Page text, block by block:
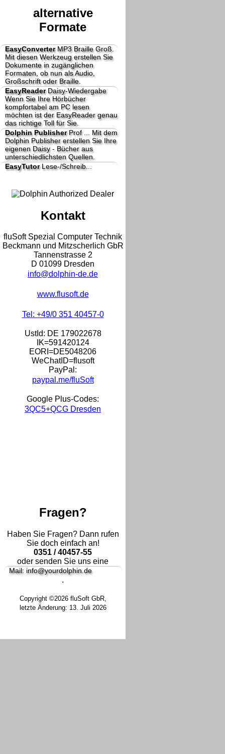
alternative
Formate
EasyConverterMP3 Braille Groß.
Mit diesen Werkzeug erstellen Sie
Dokumente in zugänglichen
Formaten, ob nun als Audio,
Großschrift oder Braille.
EasyReaderDaisy-Wiedergabe
Wenn Sie Ihre Hörbücher
kompfortabel am PC lesen
möchten ist der EasyReader genau
das richtige Toll für Sie.
Dolphin PublisherProf ...
Mit dem
Dolphin Publisher erstellen Sie Ihre
eigenen Daisy - Bücher aus
unterschiedlichsten Quellen.
EasyTutorLese-/Schreib...
Kontakt
fluSoft Spezial Computer Technik
Beckmann und Mitzscherlich GbR
Tannenstrasse 2
D 01099 Dresden
info@dolphin-de.de
www.flusoft.de
Tel: +49/0 351 40457-0
UstId: DE 179022678
IK=591420124
EORI=DE5048206
WeChatID=flusoft
PayPal:
paypal.me/fluSoft
Google Plus-Codes:
3QC5+QCG Dresden
Fragen?
Haben Sie Fragen? Dann rufen
Sie doch einfach an!
0351 / 40457-55
oder senden Sie uns eine
Mail: info@yourdolphin.de
.
Copyright ©2026 fluSoft GbR,
letzte Änderung: 13. Juli 2026
Ok, verstanden Mehr Infos